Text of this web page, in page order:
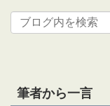
筆者から一言